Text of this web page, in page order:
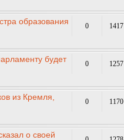
образования
0 1417
будет
0 1257
из Кремля,
0 1170
о своей